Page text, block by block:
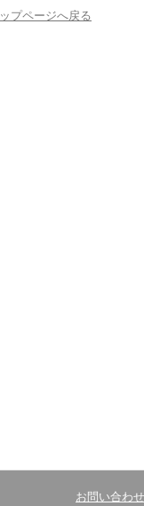
ップページへ戻る
お問い合わせ